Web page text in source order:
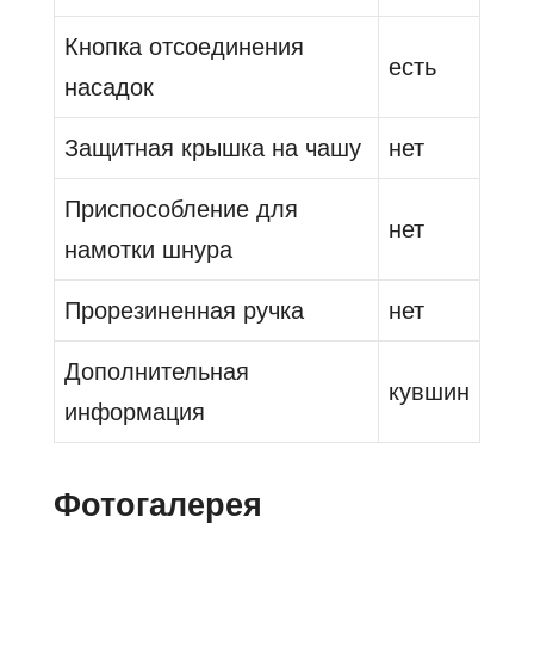
Кнопка отсоединения
насадок
есть
Защитная крышка на чашу нет
Приспособление для
намотки шнура
нет
Прорезиненная ручка нет
Дополнительная
информация
кувшин
Фотогалерея